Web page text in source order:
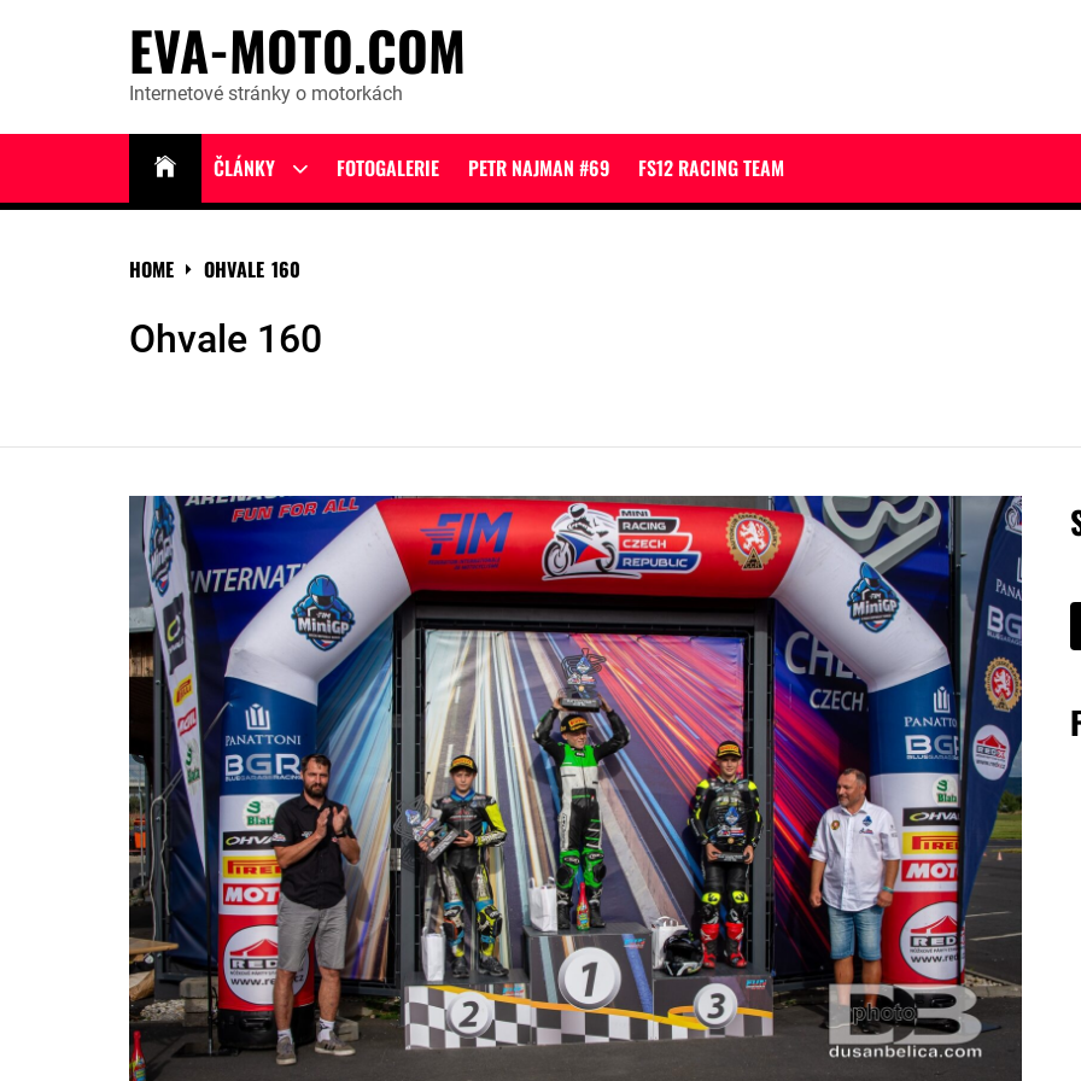
EVA-MOTO.COM
Internetové stránky o motorkách
ČLÁNKY
Show
menu
FOTOGALERIE PETR NAJMAN #69 FS12 RACING TEAM
HOME OHVALE 160
Ohvale 160